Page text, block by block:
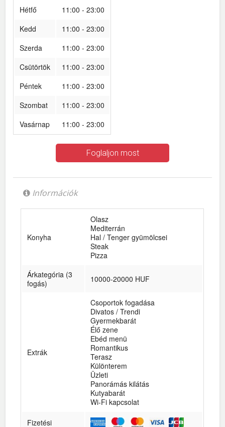
Hétfő
11:00 - 23:00
Kedd
11:00 - 23:00
Szerda
11:00 - 23:00
Csütörtök
11:00 - 23:00
Péntek
11:00 - 23:00
Szombat
11:00 - 23:00
Vasárnap
11:00 - 23:00
Foglaljon most
Információk
Konyha
Olasz
Mediterrán
Hal / Tenger gyümölcsei
Steak
Pizza
Árkategória (3
fogás)
10000-20000 HUF
Extrák
Csoportok fogadása
Divatos / Trendi
Gyermekbarát
Élő zene
Ebéd menü
Romantikus
Terasz
Különterem
Üzleti
Panorámás kilátás
Kutyabarát
Wi-Fi kapcsolat
Fizetési